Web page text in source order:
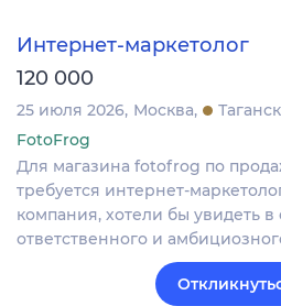
Интернет-маркетолог
120 000
25 июля 2026 Москва
FotoFrog
Для магазина fotofrog по
требуется интернет-
компания, хотели бы увидеть в
ответственного и